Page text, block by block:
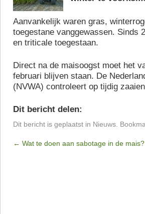
Aanvankelijk waren gras,
toegestane vanggewassen. Sinds
en triticale toegestaan.
Direct na de maisoogst moet het
februari blijven staan. De
(NVWA) controleert op tijdig
Dit bericht delen:
Dit bericht is geplaatst in Nieuws .
← Wat te doen aan sabotage in de mais?